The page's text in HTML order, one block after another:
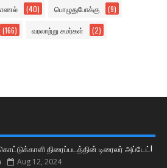
(40) பொழுதுபோக்கு (9)
(166) வரலாற்று சமர்கள் (2)
கொட்டுக்காளி திரைப்படத்தின் டிரைலர் அப்டேட்!
Aug 12, 2024